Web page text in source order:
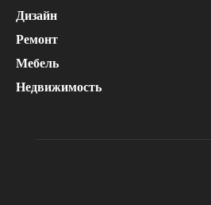
Дизайн
Ремонт
Мебель
Недвижимость